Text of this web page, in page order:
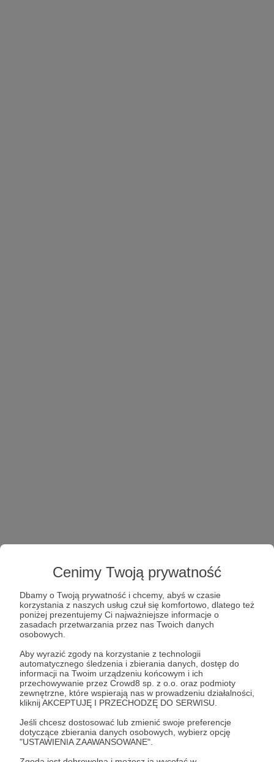
Cenimy Twoją prywatność
Dbamy o Twoją prywatność i chcemy, abyś w czasie
korzystania z naszych usług czuł się komfortowo, dlatego też
poniżej prezentujemy Ci najważniejsze informacje o
zasadach przetwarzania przez nas Twoich danych
osobowych.
Aby wyrazić zgody na korzystanie z technologii
automatycznego śledzenia i zbierania danych, dostęp do
informacji na Twoim urządzeniu końcowym i ich
przechowywanie przez Crowd8 sp. z o.o. oraz podmioty
zewnętrzne, które wspierają nas w prowadzeniu działalności,
kliknij AKCEPTUJĘ I PRZECHODZĘ DO SERWISU.
Jeśli chcesz dostosować lub zmienić swoje preferencje
dotyczące zbierania danych osobowych, wybierz opcję
"USTAWIENIA ZAAWANSOWANE".